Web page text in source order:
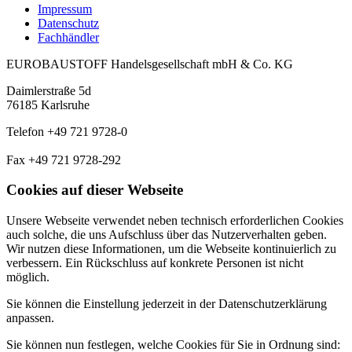
Impressum
Datenschutz
Fachhändler
EUROBAUSTOFF Handelsgesellschaft mbH & Co. KG
Daimlerstraße 5d
76185 Karlsruhe
Telefon +49 721 9728-0
Fax +49 721 9728-292
Cookies auf dieser Webseite
Unsere Webseite verwendet neben technisch erforderlichen Cookies
auch solche, die uns Aufschluss über das Nutzerverhalten geben.
Wir nutzen diese Informationen, um die Webseite kontinuierlich zu
verbessern. Ein Rückschluss auf konkrete Personen ist nicht
möglich.
Sie können die Einstellung jederzeit in der Datenschutzerklärung
anpassen.
Sie können nun festlegen, welche Cookies für Sie in Ordnung sind: